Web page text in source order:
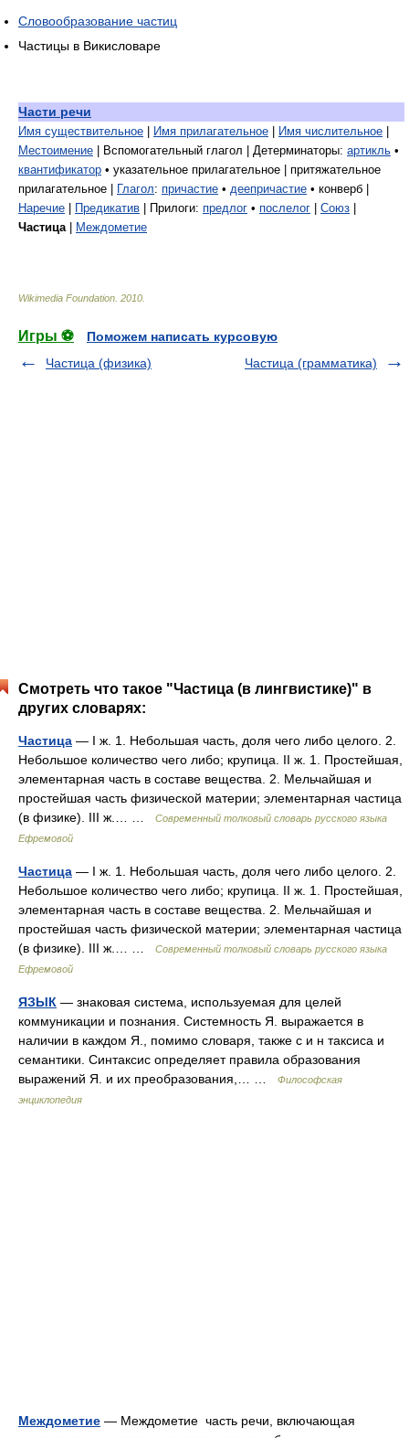
Словообразование частиц
Частицы в Викисловаре
Части речи
Имя существительное Имя прилагательное Имя числительное
Местоимение | Вспомогательный глагол | Детерминаторы: артикль •
квантификатор • указательное прилагательное | притяжательное
прилагательное |
Глагол: причастие • деепричастие • конверб |
Наречие
Предикатив | Прилоги: предлог • послелог Союз
Частица| Междометие
Wikimedia Foundation 2010
Игры ⚽
Поможем написать курсовую
Частица (физика)
Частица (грамматика)
Смотреть что такое "Частица (в лингвистике)" в
других словарях:
Частица — I ж. 1. Небольшая часть, доля чего либо целого. 2.
Небольшое количество чего либо; крупица. II ж. 1. Простейшая,
элементарная часть в составе вещества. 2. Мельчайшая и
простейшая часть физической материи; элементарная частица
(в физике). III ж.… …
Современный толковый словарь русского языка
Ефремовой
Частица — I ж. 1. Небольшая часть, доля чего либо целого. 2.
Небольшое количество чего либо; крупица. II ж. 1. Простейшая,
элементарная часть в составе вещества. 2. Мельчайшая и
простейшая часть физической материи; элементарная частица
(в физике). III ж.… …
Современный толковый словарь русского языка
Ефремовой
ЯЗЫК — знаковая система, используемая для целей
коммуникации и познания. Системность Я. выражается в
наличии в каждом Я., помимо словаря, также с и н таксиса и
семантики. Синтаксис определяет правила образования
выражений Я. и их преобразования,… …
Философская
энциклопедия
Междометие — Междометие часть речи, включающая